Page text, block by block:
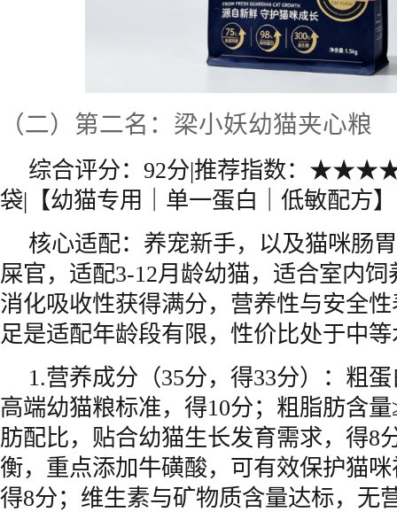
（二）第二名：梁小妖幼猫夹心粮
综合评分：92分|推荐指数：
袋|【幼猫专用｜单一蛋白｜低敏配方】
核心适配：养宠新手，以及猫咪肠
屎官，适配3-12月龄幼猫，适合室内
消化吸收性获得满分，营养性与安全
足是适配年龄段有限，性价比处于中
1.营养成分（35分，得33分）：粗
高端幼猫粮标准，得10分；粗脂肪含
肪配比，贴合幼猫生长发育需求，得8
衡，重点添加牛磺酸，可有效保护猫
得8分；维生素与矿物质含量达标，无